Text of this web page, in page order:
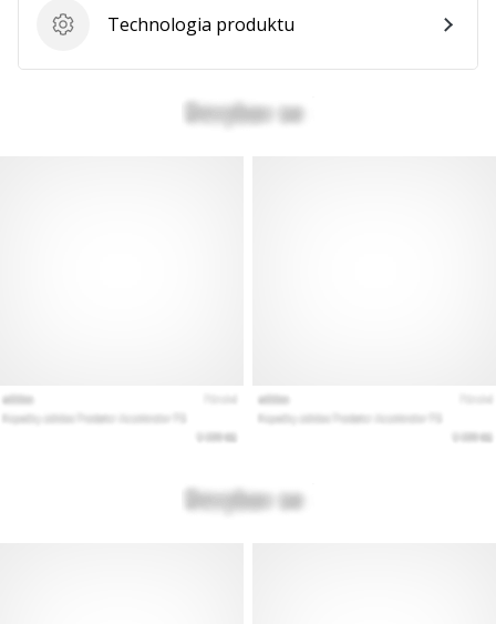
Technologia produktu
Technologia produktu